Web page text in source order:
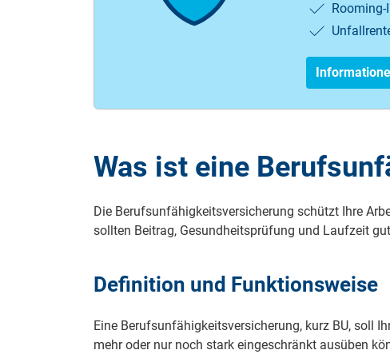
Was ist eine
Die Berufsunfähigkeitsversicherung schützt Ihre
sollten Beitrag, Gesundheitsprüfung und Laufzeit
Definition und Funktionsweise
Eine Berufsunfähigkeitsversicherung, kurz BU, soll
mehr oder nur noch stark eingeschränkt ausüben